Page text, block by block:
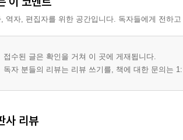
류분
년후견
탁자 (Trustee) 해임
Ⅳ 한국과 미국의 상속세와 증여세
국의 증여세
, 역자, 편집자를 위한 공간입니다. 독자들에게 전하
접수된 글은 확인을 거쳐 이 곳에 게재됩니다.
독자 분들의 리뷰는 리뷰 쓰기를, 책에 대한 문의는
사 리뷰